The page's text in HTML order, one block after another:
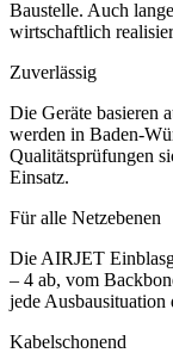
Baustelle. Auch
wirtschaftlich
Zuverlässig
Die Geräte basieren
werden in Baden-
Qualitätsprüfungen
Einsatz.
Für alle Netzebenen
Die AIRJET
– 4 ab, vom
jede Ausbausituation
Kabelschonend